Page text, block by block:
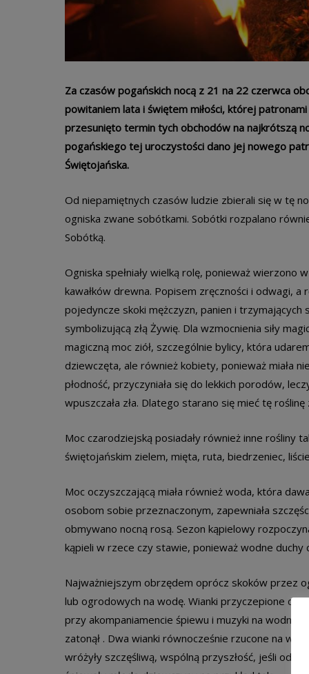
Za czasów pogańskich nocą z 21 na 22 czerwca
powitaniem lata i świętem miłości, której
przesunięto termin tych obchodów na najkrótszą
pogańskiego tej uroczystości dano jej nowego
Świętojańska.
Od niepamiętnych czasów ludzie zbierali się w tę
ogniska zwane sobótkami. Sobótki rozpalano
Sobótką.
Ogniska spełniały wielką rolę, ponieważ
kawałków drewna. Popisem zręczności i odwagi,
pojedyncze skoki mężczyzn, panien i trzymających
symbolizującą złą Żywię. Dla wzmocnienia siły
magiczną moc ziół, szczególnie bylicy, która
dziewczęta, ale również kobiety, ponieważ miała
płodność, przyczyniała się do lekkich porodów,
wpuszczała zła. Dlatego starano się mieć tę
Moc czarodziejską posiadały również inne rośliny
świętojańskim zielem, mięta, ruta, biedrzeniec,
Moc oczyszczającą miała również woda, która
osobom sobie przeznaczonym, zapewniała
obmywano nocną rosą. Sezon kąpielowy
kąpieli w rzece czy stawie, ponieważ wodne duchy
Najważniejszym obrzędem oprócz skoków przez
lub ogrodowych na wodę. Wianki przyczepione do
przy akompaniamencie śpiewu i muzyki na wodny
zatonął . Dwa wianki równocześnie rzucone na
wróżyły szczęśliwą, wspólną przyszłość, jeśli